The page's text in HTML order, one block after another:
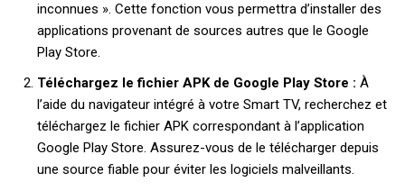
inconnues ». Cette fonction vous permettra d’installer des
applications provenant de sources autres que le Google
Play Store.
Téléchargez le fichier APK de Google Play Store : À
l’aide du navigateur intégré à votre Smart TV, recherchez et
téléchargez le fichier APK correspondant à l’application
Google Play Store. Assurez-vous de le télécharger depuis
une source fiable pour éviter les logiciels malveillants.